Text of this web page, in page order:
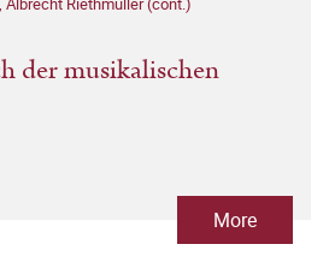
der musikalischen
More